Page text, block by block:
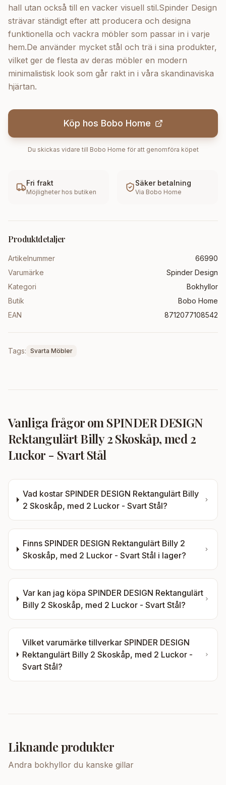
hall utan också till en vacker visuell stil.Spinder Design
strävar ständigt efter att producera och designa
funktionella och vackra möbler som passar in i varje
hem.De använder mycket stål och trä i sina produkter,
vilket ger de flesta av deras möbler en modern
minimalistisk look som går rakt in i våra skandinaviska
hjärtan.
Köp hos Bobo Home
Du skickas vidare till Bobo Home för att genomföra köpet
Fri frakt
Möjligheter hos butiken
Säker betalning
Via Bobo Home
Produktdetaljer
Artikelnummer
66990
Varumärke
Spinder Design
Kategori
Bokhyllor
Butik
Bobo Home
EAN
8712077108542
Tags: Svarta Möbler
Vanliga frågor om SPINDER DESIGN
Rektangulärt Billy 2 Skoskåp, med 2
Luckor - Svart Stål
Vad kostarSPINDER DESIGN Rektangulärt Billy
2 Skoskåp, med 2 Luckor - Svart Stål?
FinnsSPINDER DESIGN Rektangulärt Billy 2
Skoskåp, med 2 Luckor - Svart Stål i lager?
Var kan jag köpa SPINDER DESIGN Rektangulärt
Billy 2 Skoskåp, med 2 Luckor - Svart Stål?
Vilket varumärke tillverkarSPINDER DESIGN
Rektangulärt Billy 2 Skoskåp, med 2 Luckor -
Svart Stål?
Liknande produkter
Andra bokhyllor du kanske gillar